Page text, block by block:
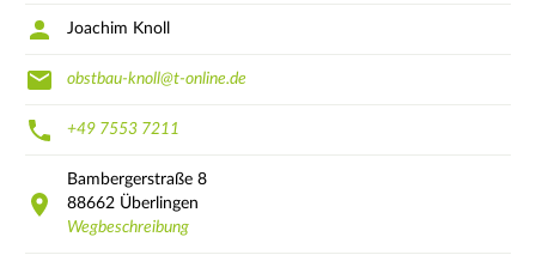
Joachim Knoll
obstbau-knoll@t-online.de
+49 7553 7211
Bambergerstraße 8
88662 Überlingen
Wegbeschreibung